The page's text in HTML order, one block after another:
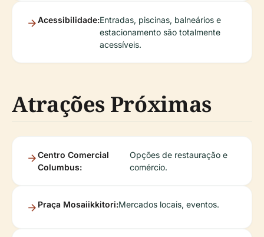
Acessibilidade:Entradas, piscinas, balneários e
estacionamento são totalmente
acessíveis.
Atrações Próximas
Centro Comercial
Columbus:
Opções de restauração e
comércio.
Praça Mosaiikkitori:Mercados locais, eventos.